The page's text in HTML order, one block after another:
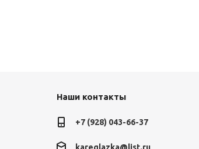
Наши контакты
+7 (928) 043-66-37